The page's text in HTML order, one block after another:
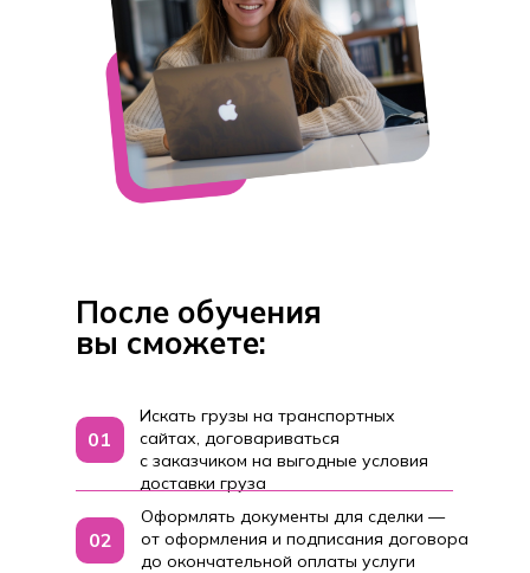
После обучения
вы сможете:
Искать грузы на транспортных
сайтах, договариваться
с заказчиком на выгодные условия
доставки груза
Оформлять документы для сделки —
от оформления и подписания договора
до окончательной оплаты услуги
01
02